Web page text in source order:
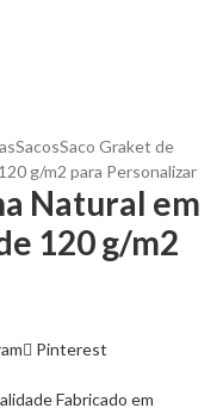
SacosSaco Graket de
g/m2 para Personalizar
Natural em
120 g/m2
Pinterest